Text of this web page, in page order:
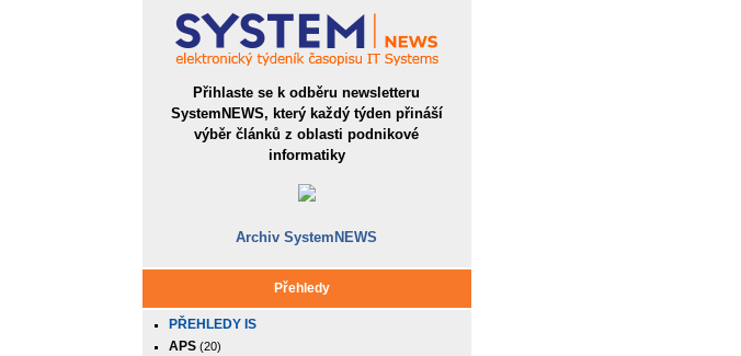
Přihlaste se k odběru newsletteru
SystemNEWS, který každý týden přináší
výběr článků z oblasti podnikové
informatiky
Archiv SystemNEWS
Přehledy
PŘEHLEDY IS
APS(20)